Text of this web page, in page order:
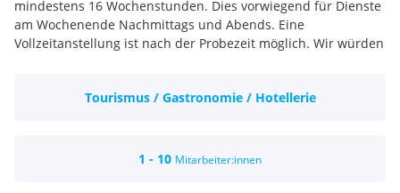
mindestens 16 Wochenstunden. Dies vorwiegend für Dienste
am Wochenende Nachmittags und Abends. Eine
Vollzeitanstellung ist nach der Probezeit möglich. Wir würden
Bitte Bewerbungen mit Lebenslauf per Email an:
Wir bieten Ihnen einen krisensicheren, abwechslungreichen
Tourismus / Gastronomie / Hotellerie
1 - 10 Mitarbeiter:innen